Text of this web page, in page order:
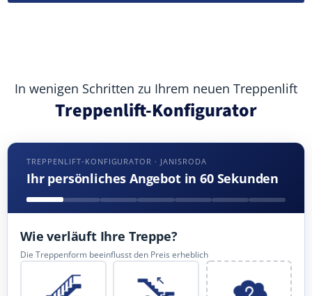
In wenigen Schritten zu Ihrem neuen Treppenlift
Treppenlift-Konfigurator
TREPPENLIFT-KONFIGURATOR · JANISRODA
Ihr persönliches Angebot in 60 Sekunden
Wie verläuft Ihre Treppe?
Die Treppenform beeinflusst den Preis erheblich